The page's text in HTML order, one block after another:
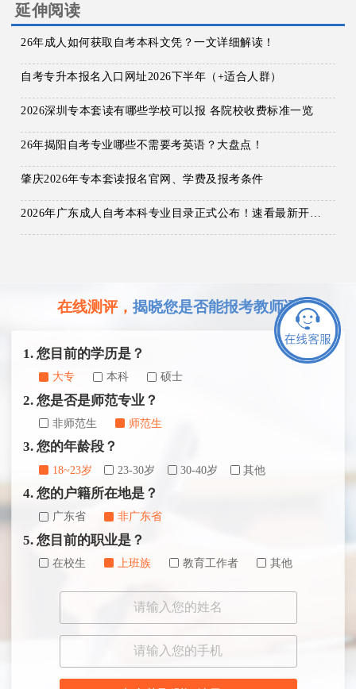
延伸阅读
26年成人如何获取自考本科文凭？一文详细解读！
自考专升本报名入口网址2026下半年（+适合人群）
2026深圳专本套读有哪些学校可以报 各院校收费标准一览
26年揭阳自考专业哪些不需要考英语？大盘点！
肇庆2026年专本套读报名官网、学费及报考条件
在线测评， 揭晓您是否能报考教师证
1. 您目前的学历是？
大专 本科 硕士
2. 您是否是师范专业？
非师范生 师范生
3. 您的年龄段？
18~23岁 23-30岁 30-40岁 其他
4. 您的户籍所在地是？
广东省 非广东省
5. 您目前的职业是？
在校生 上班族 教育工作者 其他